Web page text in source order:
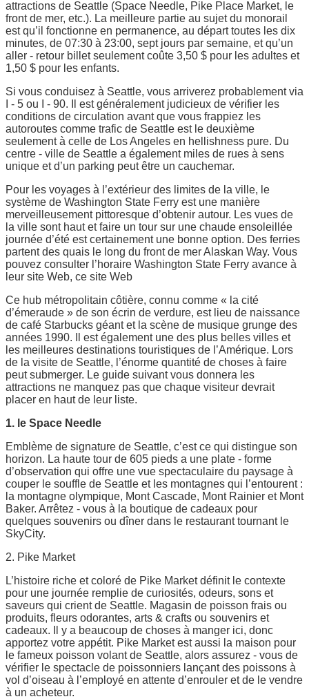
attractions de Seattle (Space Needle, Pike Place Market, le
front de mer, etc.). La meilleure partie au sujet du monorail
est qu’il fonctionne en permanence, au départ toutes les dix
minutes, de 07:30 à 23:00, sept jours par semaine, et qu’un
aller - retour billet seulement coûte 3,50 $ pour les adultes et
1,50 $ pour les enfants.
Si vous conduisez à Seattle, vous arriverez probablement via
I - 5 ou I - 90. Il est généralement judicieux de vérifier les
conditions de circulation avant que vous frappiez les
autoroutes comme trafic de Seattle est le deuxième
seulement à celle de Los Angeles en hellishness pure. Du
centre - ville de Seattle a également miles de rues à sens
unique et d’un parking peut être un cauchemar.
Pour les voyages à l’extérieur des limites de la ville, le
système de Washington State Ferry est une manière
merveilleusement pittoresque d’obtenir autour. Les vues de
la ville sont haut et faire un tour sur une chaude ensoleillée
journée d’été est certainement une bonne option. Des ferries
partent des quais le long du front de mer Alaskan Way. Vous
pouvez consulter l’horaire Washington State Ferry avance à
leur site Web, ce site Web
Ce hub métropolitain côtière, connu comme « la cité
d’émeraude » de son écrin de verdure, est lieu de naissance
de café Starbucks géant et la scène de musique grunge des
années 1990. Il est également une des plus belles villes et
les meilleures destinations touristiques de l’Amérique. Lors
de la visite de Seattle, l’énorme quantité de choses à faire
peut submerger. Le guide suivant vous donnera les
attractions ne manquez pas que chaque visiteur devrait
placer en haut de leur liste.
1. le Space Needle
Emblème de signature de Seattle, c’est ce qui distingue son
horizon. La haute tour de 605 pieds a une plate - forme
d’observation qui offre une vue spectaculaire du paysage à
couper le souffle de Seattle et les montagnes qui l’entourent :
la montagne olympique, Mont Cascade, Mont Rainier et Mont
Baker. Arrêtez - vous à la boutique de cadeaux pour
quelques souvenirs ou dîner dans le restaurant tournant le
SkyCity.
2. Pike Market
L’histoire riche et coloré de Pike Market définit le contexte
pour une journée remplie de curiosités, odeurs, sons et
saveurs qui crient de Seattle. Magasin de poisson frais ou
produits, fleurs odorantes, arts & crafts ou souvenirs et
cadeaux. Il y a beaucoup de choses à manger ici, donc
apportez votre appétit. Pike Market est aussi la maison pour
le fameux poisson volant de Seattle, alors assurez - vous de
vérifier le spectacle de poissonniers lançant des poissons à
vol d’oiseau à l’employé en attente d’enrouler et de le vendre
à un acheteur.